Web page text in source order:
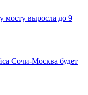
мосту выросла до 9
Сочи-Москва будет